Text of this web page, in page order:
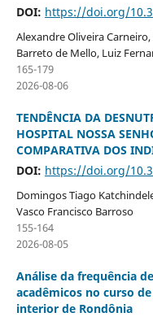
DOI: https://doi.org/
Alexandre Oliveira
Barreto de Mello, Luiz
165-179
2026-08-06
TENDÊNCIA DA
HOSPITAL NOSSA
COMPARATIVA DOS
DOI: https://doi.org/
Domingos Tiago
Vasco Francisco Barroso
155-164
2026-08-05
Análise da frequência
acadêmicos no curso
interior de Rondônia